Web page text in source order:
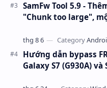
SamFw Tool 5.9 -
"Chunk too large",
Hướng dẫn bypass
Galaxy S7 (G930A)